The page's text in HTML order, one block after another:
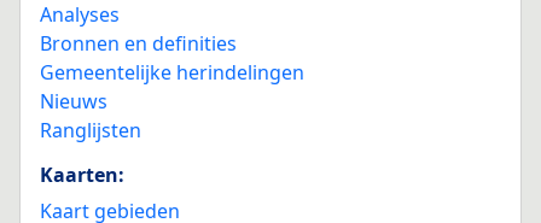
Analyses
Bronnen en definities
Gemeentelijke herindelingen
Nieuws
Ranglijsten
Kaarten:
Kaart gebieden